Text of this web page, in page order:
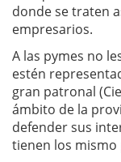
donde se traten
empresarios.
A las pymes no
estén
gran patronal
ámbito de la
defender sus
tienen los mismo